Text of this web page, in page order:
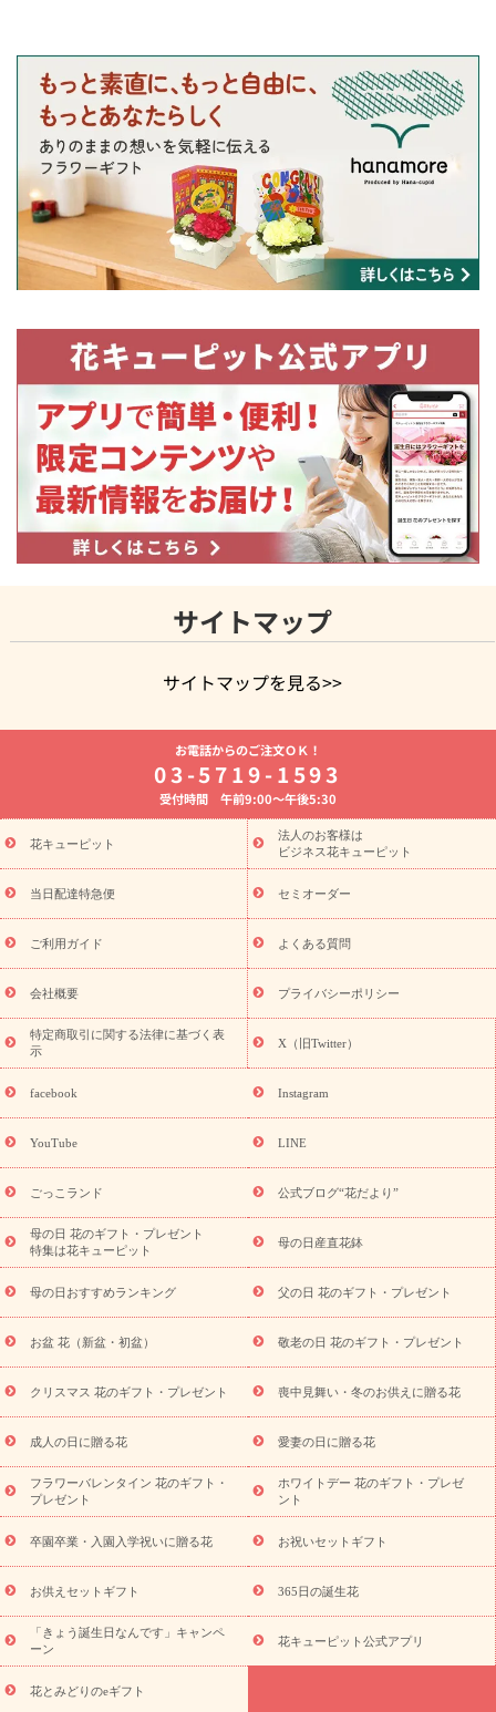
サイトマップ
サイトマップを見る>>
よく贈られる花
お祝いの花特集
誕生日フラワーギフト特
8月の誕生花(トルコキキョウ) 開店・開業祝い
お供え・お悔やみ お供え・お悔やみの花
十九日法要以降に贈る花
通夜・葬儀に贈る花
プリザーブドフラワー
季節のイベント
ひまわり ギフト・プレ
ゼント特集
お盆 花（新盆・初盆） 季節のイベント
（新盆・初盆）
お盆 花（新盆・初盆）
お盆・お供え 花とセッ
トギフト
お盆・お供え プリザーブドフラワー
ト・プレゼント特集
夏の花贈り・お中元・暑中見舞い 花のギフト
特集
敬老の日におくる花ギフト・プレゼント特集
おくる花ギフト・プレゼント特集
敬老の日 花のおすすめランキ
ング
敬老の日 花鉢植えのギフト・プレゼント特集
とセットギフト・プレゼント特集
敬老の日の花 全てのギフト一
覧
キャンペーン 「きょう誕生日なんです」キャンペーン
生日の花を探す
誕生日フラワーギフト
誕生日フラワーギフ
ト特集
誕生日フラワーギフト商品一覧 バラ
キキョウ
8月の誕生花(トルコキキョウ)
9月の誕生花(リンドウ)
誕生日セットギフト
キャンペーン
す」キャンペーン
用途から探す お祝いの花特集
当日配達
特急便
お祝い商品一覧 お祝い 開店・開業祝い
院祝い・快気祝い
還暦祝い・長寿祝い プチギフト
お祝いフラワー
お中元・暑中見舞い 敬老の日
供え・お悔やみの花
四十九日法要以降に贈る花
通夜・葬儀に
ー
ペットのお供えフラワー お盆（新盆・初盆）
その他
お祝い返し
お見舞い お取り寄せギフト ビジネス用
ご自
宅用
観葉植物 ミディ胡蝶蘭 プリザーブドフラワー
スタ
イルから探す
お供え・お悔やみ
胡蝶蘭・花鉢
ミディ胡蝶蘭・お
祝い
ミディ胡蝶蘭・お供え 世界初の青色胡蝶蘭
観葉植物
観葉植物
産直多肉植物 プリザーブドフラワー
お祝い
お供え・お悔やみ
花とセットギフト セミオーダー
プチギフ
ト（hanamore -ハナモア-）
花とみどりのeギフト
ットのeGfit
カラー ピンク イエローオレンジ レッド
お
花の種類
バラ トルコキキョウ 予算から探す
祝い
お祝い・3000円～ お祝い・4000円～ お祝い・5000円
～
お祝い・7000円～ お祝い・10000円～
お供え・お悔やみ
お供え・お悔やみ・3000円～ お供え・お悔やみ・5000円～
お供え・お悔やみ・
お電話からのご注文ＯＫ！
03-5719-1593
受付時間 午前9:00～午後5:30
花キューピット
法人のお客様は
ビジネス花キューピット
当日配達特急便 セミオーダー
ご利用ガイド よくある質問
会社概要 プライバシーポリシー
特定商取引に関する法律に基づく表
示
X（旧Twitter）
facebook Instagram
YouTube LINE
ごっこランド 公式ブログ“花だより”
母の日 花のギフト・プレゼント
特集は花キューピット
母の日産直花鉢
母の日おすすめランキング 父の日 花のギフト・プレゼント
お盆 花（新盆・初盆） 敬老の日 花のギフト・プレゼント
クリスマス 花のギフト・プレゼント 喪中見舞い・冬のお供えに贈る花
成人の日に贈る花 愛妻の日に贈る花
フラワーバレンタイン 花のギフト・
プレゼント
ホワイトデー 花のギフト・プレゼ
ント
卒園卒業・入園入学祝いに贈る花 お祝いセットギフト
お供えセットギフト 365日の誕生花
「きょう誕生日なんです」キャンペ
ーン
花キューピット公式アプリ
花とみどりのeギフト